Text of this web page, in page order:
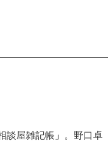
談屋雑記帳」。野口卓